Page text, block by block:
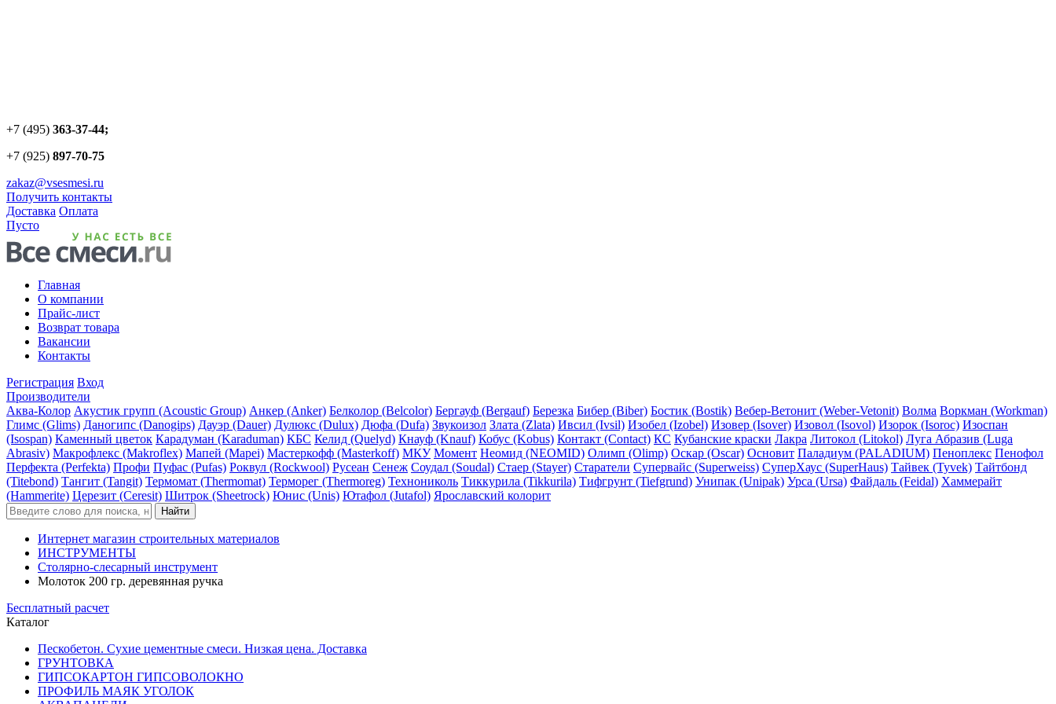
+7 (495) 363-37-44;
+7 (925) 897-70-75
zakaz@vsesmesi.ru
Получить контакты
Доставка Оплата
Пусто
Главная
О компании
Прайс-лист
Возврат товара
Вакансии
Контакты
Регистрация Вход
Производители
Аква-Колор Акустик групп (Acoustic Group) Анкер (Anker) Белколор (Belcolor) Бергауф (Bergauf) Березка Бибер (Biber) Бостик (Bostik) Вебер-Ветонит (Weber-Vetonit) Волма Воркман (Workman)
Глимс (Glims) Даногипс (Danogips) Дауэр (Dauer) Дулюкс (Dulux) Дюфа (Dufa) Звукоизол Злата (Zlata) Ивсил (Ivsil) Изобел (Izobel) Изовер (Isover) Изовол (Isovol) Изорок (Isoroc) Изоспан
(Isospan) Каменный цветок Карадуман (Karaduman) КБС Келид (Quelyd) Кнауф (Knauf) Кобус (Kobus) Контакт (Contact) КС Кубанские краски Лакра Литокол (Litokol) Луга Абразив (Luga
Abrasiv) Макрофлекс (Makroflex) Мапей (Mapei) Мастеркофф (Masterkoff) МКУ Момент Неомид (NEOMID) Олимп (Olimp) Оскар (Oscar) Основит Паладиум (PALADIUM) Пеноплекс Пенофол
Перфекта (Perfekta) Профи Пуфас (Pufas) Роквул (Rockwool) Русеан Сенеж Соудал (Soudal) Стаер (Stayer) Старатели Супервайс (Superweiss) СуперХаус (SuperHaus) Тайвек (Tyvek) Тайтбонд
(Titebond) Тангит (Tangit) Термомат (Thermomat) Терморег (Thermoreg) Технониколь Тиккурила (Tikkurila) Тифгрунт (Tiefgrund) Унипак (Unipak) Урса (Ursa) Файдаль (Feidal) Хаммерайт
(Hammerite) Церезит (Ceresit) Шитрок (Sheetrock) Юнис (Unis) Ютафол (Jutafol) Ярославский колорит
Интернет магазин строительных материалов
ИНСТРУМЕНТЫ
Столярно-слесарный инструмент
Молоток 200 гр. деревянная ручка
Бесплатный расчет
Каталог
Пескобетон. Сухие цементные смеси. Низкая цена. Доставка
ГРУНТОВКА
ГИПСОКАРТОН ГИПСОВОЛОКНО
ПРОФИЛЬ МАЯК УГОЛОК